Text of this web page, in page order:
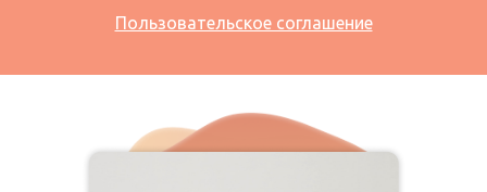
Пользовательское соглашение